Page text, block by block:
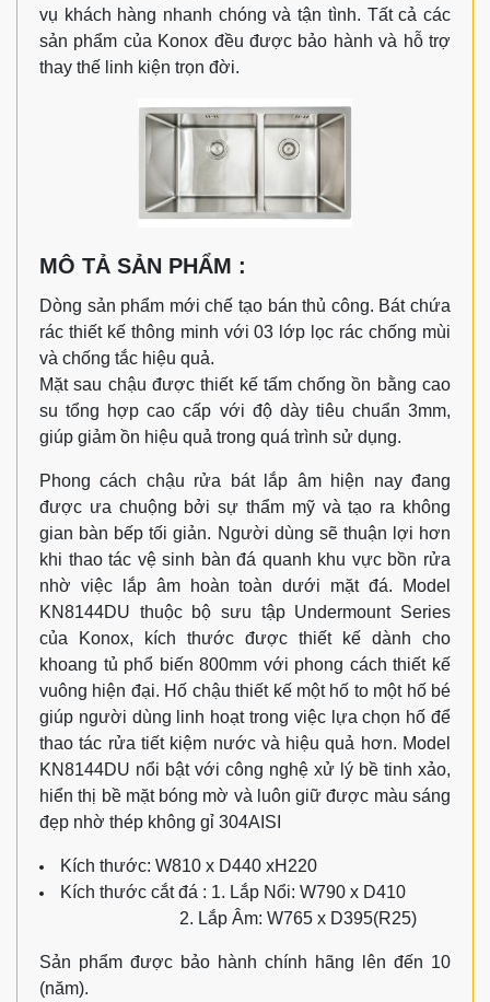
vụ khách hàng nhanh chóng và tận tình. Tất cả các
sản phẩm của Konox đều được bảo hành và hỗ trợ
thay thế linh kiện trọn đời.
MÔ TẢ SẢN PHẨM :
Dòng sản phẩm mới chế tạo bán thủ công. Bát chứa
rác thiết kế thông minh với 03 lớp lọc rác chống mùi
và chống tắc hiệu quả.
Mặt sau chậu được thiết kế tấm chống ồn bằng cao
su tổng hợp cao cấp với độ dày tiêu chuẩn 3mm,
giúp giảm ồn hiệu quả trong quá trình sử dụng.
Phong cách chậu rửa bát lắp âm hiện nay đang
được ưa chuộng bởi sự thẩm mỹ và tạo ra không
gian bàn bếp tối giản. Người dùng sẽ thuận lợi hơn
khi thao tác vệ sinh bàn đá quanh khu vực bồn rửa
nhờ việc lắp âm hoàn toàn dưới mặt đá. Model
KN8144DU thuộc bộ sưu tập Undermount Series
của Konox, kích thước được thiết kế dành cho
khoang tủ phổ biến 800mm với phong cách thiết kế
vuông hiện đại. Hố chậu thiết kế một hố to một hố bé
giúp người dùng linh hoạt trong việc lựa chọn hố để
thao tác rửa tiết kiệm nước và hiệu quả hơn. Model
KN8144DU nổi bật với công nghệ xử lý bề tinh xảo,
hiển thị bề mặt bóng mờ và luôn giữ được màu sáng
đẹp nhờ thép không gỉ 304AISI
Kích thước: W810 x D440 xH220
Kích thước cắt đá : 1. Lắp Nổi: W790 x D410
2. Lắp Âm: W765 x D395(R25)
Sản phẩm được bảo hành chính hãng lên đến 10
(năm).